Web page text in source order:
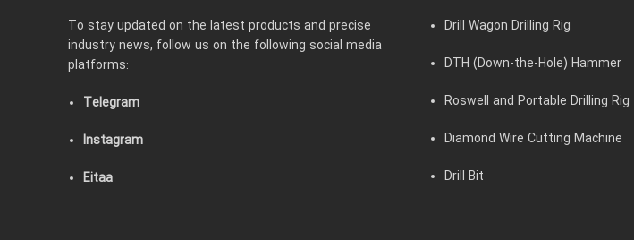
To stay updated on the latest products and precise
industry news, follow us on the following social media
platforms:
Telegram
Instagram
Eitaa
Drill Wagon Drilling Rig
DTH (Down-the-Hole) Hammer
Roswell and Portable Drilling Rig
Diamond Wire Cutting Machine
Drill Bit